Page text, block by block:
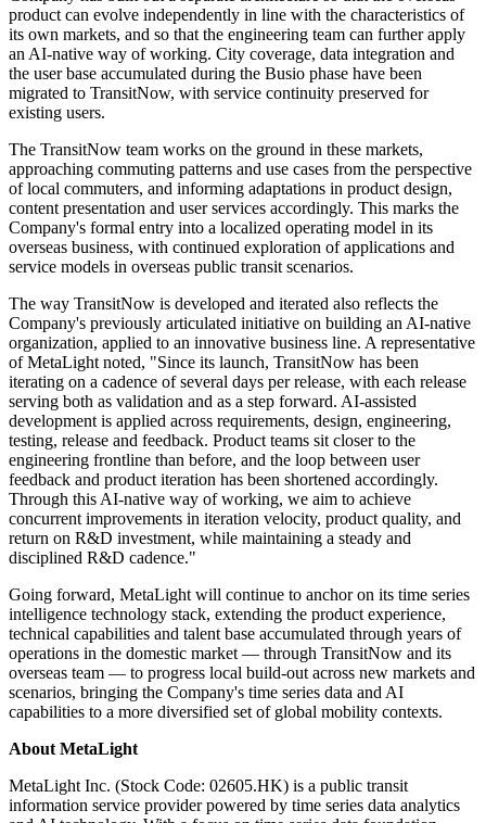
Company's prior Busio offering, running on an independent
technical architecture purpose-built for the Company's overseas
business.
As the new vehicle for the Company's overseas business,
TransitNow represents the first dedicated technology foundation
the Busio phase, the overseas business operated on the established
architecture of the Company's domestic Chelaile APP, allowing
rapid validation of product-market fit in overseas public transit
scenarios. With the user base and data integrations now in place, the
Company has built out a separate architecture so that the overseas
product can evolve independently in line with the characteristics of
its own markets, and so that the engineering team can further apply
an AI-native way of working. City coverage, data integration and
the user base accumulated during the Busio phase have been
migrated to TransitNow, with service continuity preserved for
existing users.
The TransitNow team works on the ground in these markets,
approaching commuting patterns and use cases from the perspective
of local commuters, and informing adaptations in product design,
content presentation and user services accordingly. This marks the
Company's formal entry into a localized operating model in its
overseas business, with continued exploration of applications and
service models in overseas public transit scenarios.
The way TransitNow is developed and iterated also reflects the
Company's previously articulated initiative on building an AI-native
of MetaLight noted, "Since its launch, TransitNow has been
iterating on a cadence of several days per release, with each release
serving both as validation and as a step forward. AI-assisted
development is applied across requirements, design, engineering,
testing, release and feedback. Product teams sit closer to the
engineering frontline than before, and the loop between user
feedback and product iteration has been shortened accordingly.
Through this AI-native way of working, we aim to achieve
concurrent improvements in iteration velocity, product quality, and
return on R&D investment, while maintaining a steady and
disciplined R&D cadence."